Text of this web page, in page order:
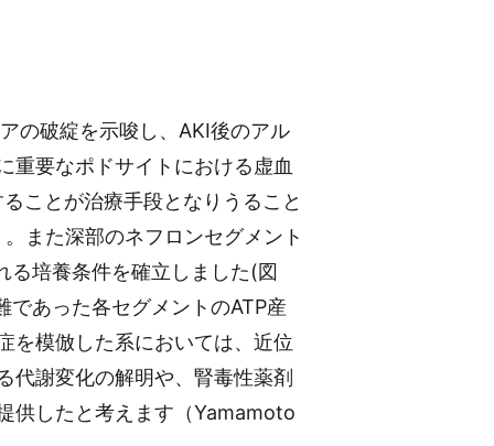
の破綻を示唆し、AKI後のアル
重要なポドサイトにおける虚血
ことが治療手段となりうること
。また深部のネフロンセグメント
る培養条件を確立しました(図
であった各セグメントのATP産
を模倣した系においては、近位
代謝変化の解明や、腎毒性薬剤
供したと考えます（Yamamoto